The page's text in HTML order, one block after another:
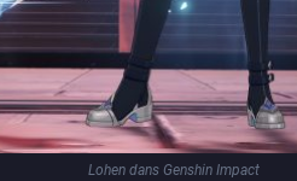
Lohen dans Genshin Impact